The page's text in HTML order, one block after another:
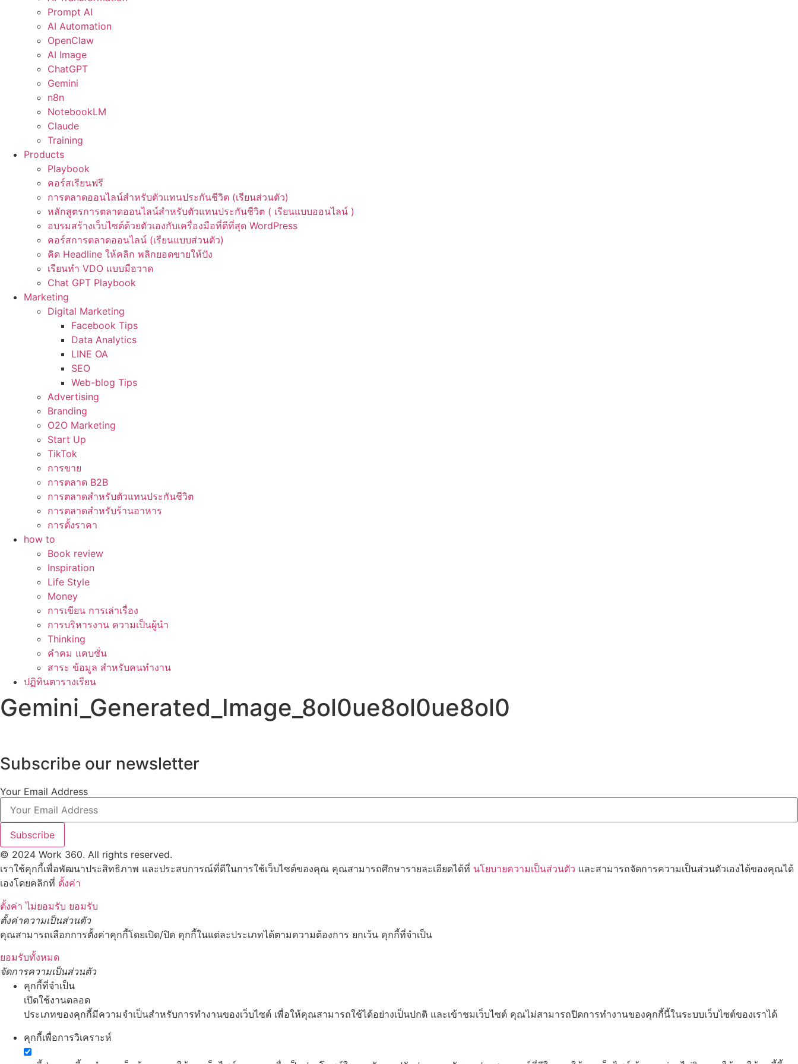
Prompt AI
AI Automation
OpenClaw
AI Image
ChatGPT
Gemini
n8n
NotebookLM
Claude
Training
Products
Playbook
คอร์สเรียนฟรี
การตลาดออนไลน์สำหรับตัวแทนประกันชีวิต (เรียนส่วนตัว)
หลักสูตรการตลาดออนไลน์สำหรับตัวแทนประกันชีวิต ( เรียนแบบออนไลน์ )
อบรมสร้างเว็บไซต์ด้วยตัวเองกับเครื่องมือที่ดีที่สุด WordPress
คอร์สการตลาดออนไลน์ (เรียนแบบส่วนตัว)
คิด Headline ให้คลิก พลิกยอดขายให้ปัง
เรียนทำ VDO แบบมือวาด
Chat GPT Playbook
Marketing
Digital Marketing
Facebook Tips
Data Analytics
LINE OA
SEO
Web-blog Tips
Advertising
Branding
O2O Marketing
Start Up
TikTok
การขาย
การตลาด B2B
การตลาดสำหรับตัวแทนประกันชีวิต
การตลาดสำหรับร้านอาหาร
การตั้งราคา
how to
Book review
Inspiration
Life Style
Money
การเขียน การเล่าเรื่อง
การบริหารงาน ความเป็นผู้นำ
Thinking
คำคม แคบชั่น
สาระ ข้อมูล สำหรับคนทำงาน
ปฏิทินตารางเรียน
Gemini_Generated_Image_8ol0ue8ol0ue8ol0
Subscribe our newsletter
Your Email Address
Subscribe
© 2024 Work 360. All rights reserved.
เราใช้คุกกี้เพื่อพัฒนาประสิทธิภาพ และประสบการณ์ที่ดีในการใช้เว็บไซต์ของคุณ คุณสามารถศึกษารายละเอียดได้ที่ นโยบายความเป็นส่วนตัว และสามารถจัดการความเป็นส่วนตัวเองได้ของคุณได้
เองโดยคลิกที่ ตั้งค่า
ตั้งค่า ไม่ยอมรับ ยอมรับ
ตั้งค่าความเป็นส่วนตัว
คุณสามารถเลือกการตั้งค่าคุกกี้โดยเปิด/ปิด คุกกี้ในแต่ละประเภทได้ตามความต้องการ ยกเว้น คุกกี้ที่จำเป็น
ยอมรับทั้งหมด
จัดการความเป็นส่วนตัว
คุกกี้ที่จำเป็น
เปิดใช้งานตลอด
ประเภทของคุกกี้มีความจำเป็นสำหรับการทำงานของเว็บไซต์ เพื่อให้คุณสามารถใช้ได้อย่างเป็นปกติ และเข้าชมเว็บไซต์ คุณไม่สามารถปิดการทำงานของคุกกี้นี้ในระบบเว็บไซต์ของเราได้
คุกกี้เพื่อการวิเคราะห์